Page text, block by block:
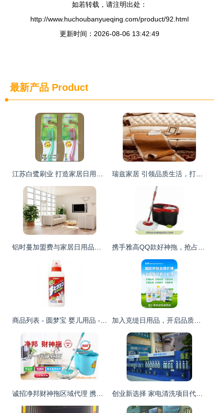
如若转载，请注明出处：
http://www.huchoubanyueqing.com/product/92.html
更新时间：2026-08-06 13:42:49
最新产品 Product